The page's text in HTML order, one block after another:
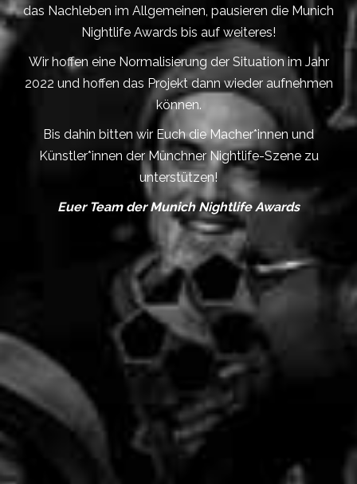
das Nachleben im Allgemeinen, pausieren die Munich
Nightlife Awards bis auf weiteres!
Wir hoffen eine Normalisierung der Situation im Jahr
2022 und hoffen das Projekt dann wieder aufnehmen
können.
Bis dahin bitten wir Euch die Macher*innen und
Künstler*innen der Münchner Nightlife-Szene zu
unterstützen!
Euer Team der Munich Nightlife Awards